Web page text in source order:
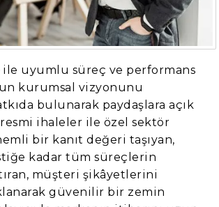
uyumlu süreç ve performans
kurumsal vizyonunu
bulunarak paydaşlara açık
ihaleler ile özel sektör
bir kanıt değeri taşıyan,
kadar tüm süreçlerin
müşteri şikâyetlerini
güvenilir bir zemin